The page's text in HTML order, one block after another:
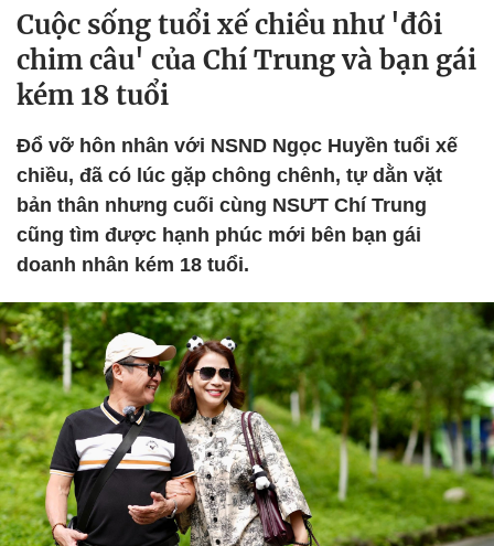
Cuộc sống tuổi xế chiều như 'đôi
chim câu' của Chí Trung và bạn gái
kém 18 tuổi
Đổ vỡ hôn nhân với NSND Ngọc Huyền tuổi xế
chiều, đã có lúc gặp chông chênh, tự dằn vặt
bản thân nhưng cuối cùng NSƯT Chí Trung
cũng tìm được hạnh phúc mới bên bạn gái
doanh nhân kém 18 tuổi.